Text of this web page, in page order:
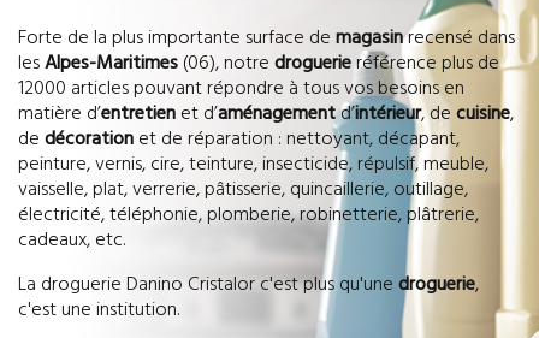
Forte de la plus importante surface demagasinrecensé dans
lesAlpes-Maritimes(06), notredroguerieréférence plus de
12000 articles pouvant répondre à tous vos besoins en
matière d’entretienet d’aménagementd’intérieur, decuisine,
dedécorationet de réparation : nettoyant, décapant,
peinture, vernis, cire, teinture, insecticide, répulsif, meuble,
vaisselle, plat, verrerie, pâtisserie, quincaillerie, outillage,
électricité, téléphonie, plomberie, robinetterie, plâtrerie,
cadeaux, etc.
La droguerie Danino Cristalor c'est plus qu'unedroguerie,
c'est une institution.